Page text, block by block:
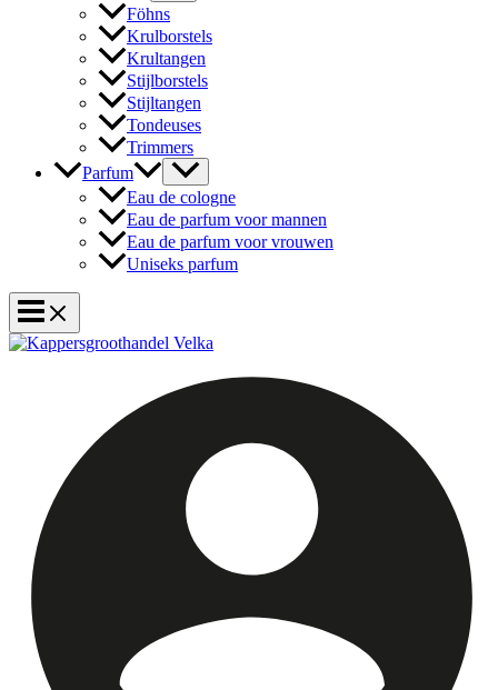
Föhns
Krulborstels
Krultangen
Stijlborstels
Stijltangen
Tondeuses
Trimmers
Parfum
Eau de cologne
Eau de parfum voor mannen
Eau de parfum voor vrouwen
Uniseks parfum